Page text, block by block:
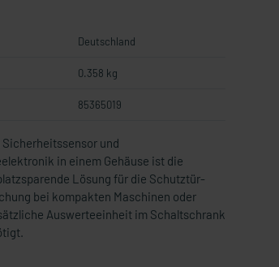
Deutschland
0.358 kg
85365019
und
in einem Gehäuse ist die
Lösung für die Schutztür-
bei kompakten Maschinen oder
Auswerteeinheit im Schaltschrank